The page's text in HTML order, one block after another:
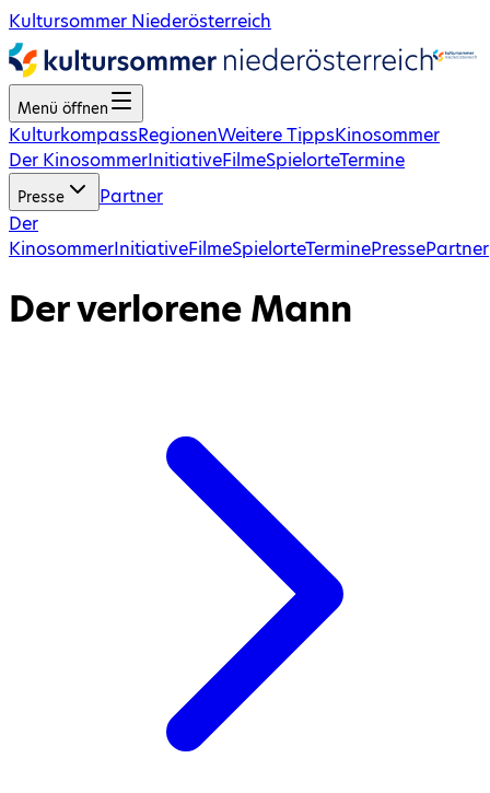
Kultursommer Niederösterreich
Menü öffnen
KulturkompassRegionenWeitere TippsKinosommer
Der KinosommerInitiativeFilmeSpielorteTermine
Presse
Partner
Der
KinosommerInitiativeFilmeSpielorteTerminePressePartner
Der verlorene Mann